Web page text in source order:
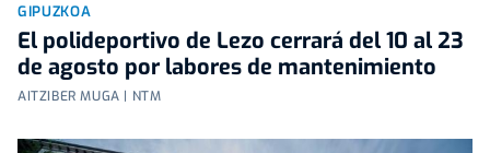
GIPUZKOA
El polideportivo de Lezo cerrará del 10 al 23
de agosto por labores de mantenimiento
AITZIBER MUGA | NTM